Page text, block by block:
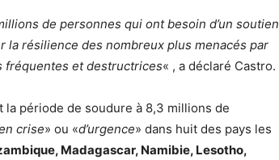
de personnes qui ont besoin d’un soutien
résilience des nombreux plus menacés par
fréquentes et destructrices« , a déclaré Castro.
période de soudure à 8,3 millions de
crise» ou «d’urgence» dans huit des pays les
Madagascar, Namibie, Lesotho,